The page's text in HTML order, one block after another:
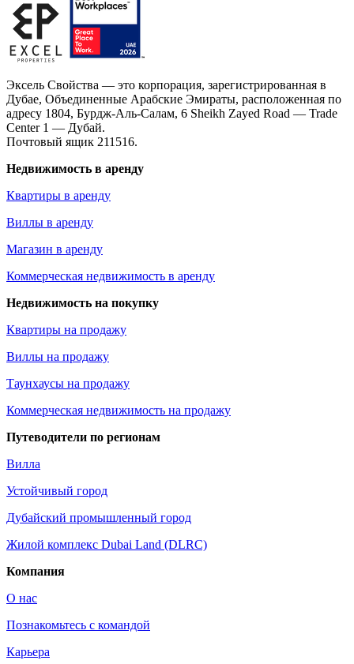
Эксель Свойства — это корпорация, зарегистрированная в
Дубае, Объединенные Арабские Эмираты, расположенная по
адресу 1804, Бурдж-Аль-Салам, 6 Sheikh Zayed Road — Trade
Center 1 — Дубай.
Почтовый ящик 211516.
Недвижимость в аренду
Квартиры в аренду
Виллы в аренду
Магазин в аренду
Коммерческая недвижимость в аренду
Недвижимость на покупку
Квартиры на продажу
Виллы на продажу
Таунхаусы на продажу
Коммерческая недвижимость на продажу
Путеводители по регионам
Вилла
Устойчивый город
Дубайский промышленный город
Жилой комплекс Dubai Land (DLRC)
Компания
О нас
Познакомьтесь с командой
Карьера